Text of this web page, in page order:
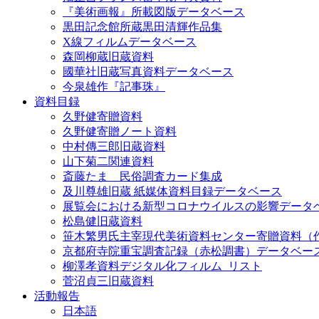
『美術画報』所載図版データベース
黒田記念館所蔵黒田清輝作品集
X線フィルムデータベース
森岡柳蔵旧蔵資料
國華社旧蔵写真資料データベース
今泉雄作『記事珠』
資料目録
久野健寄贈資料
久野健寄贈ノート資料
中村傳三郎旧蔵資料
山下菊二関連資料
斎藤たま 民俗調査カード集成
及川尊雄旧蔵 紙媒体資料目録データベース
展覧会における新型コロナウイルスの影響データ
松島健旧蔵資料
笹木繁男氏主宰現代美術資料センター寄贈資料（
京都府寺院重宝調査記録（赤松調書）データベー
柳澤孝資料デジタル化フィルム_リスト
菅沼貞三旧蔵資料
活動報告
日本語